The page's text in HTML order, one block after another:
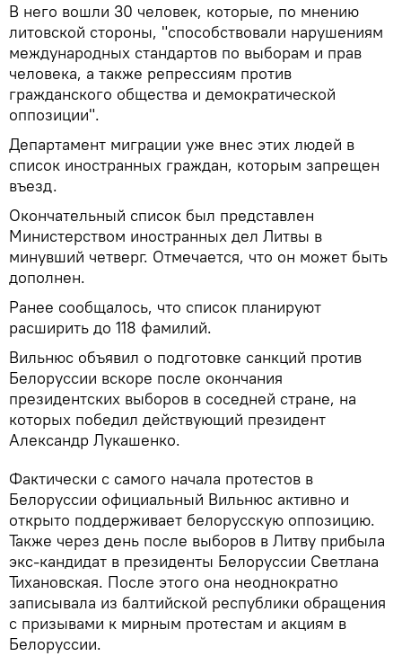
В него вошли 30 человек, которые, по мнению
литовской стороны, "способствовали нарушениям
международных стандартов по выборам и прав
человека, а также репрессиям против
гражданского общества и демократической
оппозиции".
Департамент миграции уже внес этих людей в
список иностранных граждан, которым запрещен
въезд.
Окончательный список был представлен
Министерством иностранных дел Литвы в
минувший четверг. Отмечается, что он может быть
дополнен.
Ранее сообщалось, что список планируют
расширить до 118 фамилий.
Вильнюс объявил о подготовке санкций против
Белоруссии вскоре после окончания
президентских выборов в соседней стране, на
которых победил действующий президент
Александр Лукашенко.
Фактически с самого начала протестов в
Белоруссии официальный Вильнюс активно и
открыто поддерживает белорусскую оппозицию.
Также через день после выборов в Литву прибыла
экс-кандидат в президенты Белоруссии Светлана
Тихановская. После этого она неоднократно
записывала из балтийской республики обращения
с призывами к мирным протестам и акциям в
Белоруссии.